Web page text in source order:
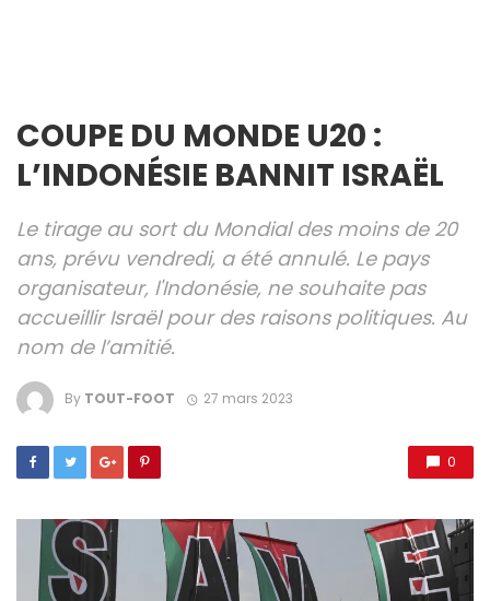
COUPE DU MONDE U20 :
L’INDONÉSIE BANNIT ISRAËL
Le tirage au sort du Mondial des moins de 20
ans, prévu vendredi, a été annulé. Le pays
organisateur, l'Indonésie, ne souhaite pas
accueillir Israël pour des raisons politiques. Au
nom de l’amitié.
By TOUT-FOOT 27 mars 2023
0